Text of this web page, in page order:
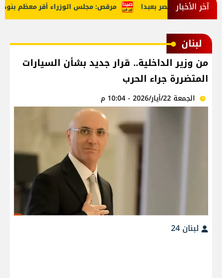
آخر الأخبار مرقص: مجلس الوزراء أقر معظم بنود في قصر بعبدا
لبنان
من وزير الداخلية.. قرار جديد بشأن السيارات
المتضررة جراء الحرب
الجمعة 22/أيار/2026 - 10:04 م
لبنان 24